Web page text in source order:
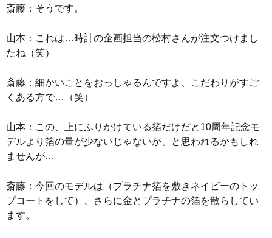
斎藤：そうです。
山本：これは…時計の企画担当の松村さんが注文つけまし
たね（笑）
斎藤：細かいことをおっしゃるんですよ、こだわりがすご
くある方で…（笑）
山本：この、上にふりかけている箔だけだと10周年記念モ
デルより箔の量が少ないじゃないか、と思われるかもしれ
ませんが…
斎藤：今回のモデルは（プラチナ箔を敷きネイビーのトッ
プコートをして）、さらに金とプラチナの箔を散らしてい
ます。